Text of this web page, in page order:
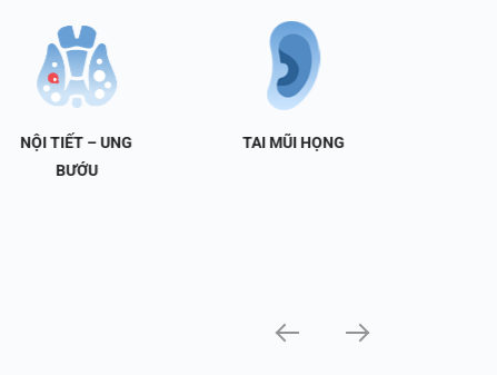
NỘI TIẾT – UNG
BƯỚU
TAI MŨI HỌNG